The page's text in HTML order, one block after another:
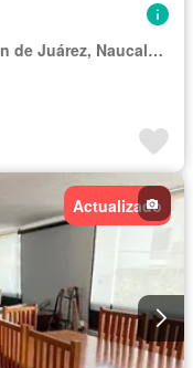
Lomas de Tecamachalco, Naucalpan de Juárez, Naucalpan de Juárez
Actualizado